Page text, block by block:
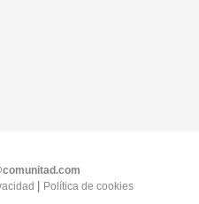
Política de cookies